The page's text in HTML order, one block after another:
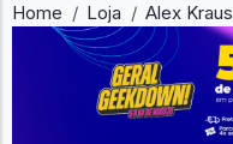
Home Loja Alex Kraus